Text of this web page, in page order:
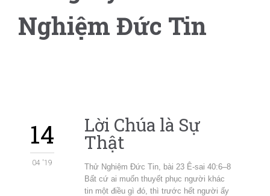
Nghiệm Đức Tin
14
04 '19
Lời Chúa là Sự
Thật
Thử Nghiệm Đức Tin, bài 23 Ê-sai 40:6–8
Bất cứ ai muốn thuyết phục người khác
tin một điều gì đó, thì trước hết người ấy